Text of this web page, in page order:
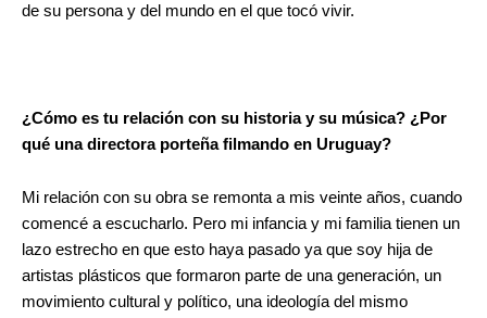
de su persona y del mundo en el que tocó vivir.
¿Cómo es tu relación con su historia y su música? ¿Por
qué una directora porteña filmando en Uruguay?
Mi relación con su obra se remonta a mis veinte años, cuando
comencé a escucharlo. Pero mi infancia y mi familia tienen un
lazo estrecho en que esto haya pasado ya que soy hija de
artistas plásticos que formaron parte de una generación, un
movimiento cultural y político, una ideología del mismo